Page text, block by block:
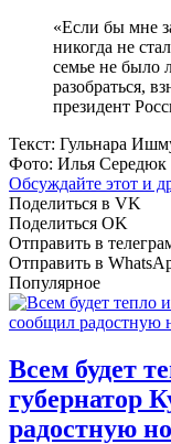
«Если бы мне
никогда не
семье не было
разобраться,
президент
Текст: Гульнара
Фото: Илья Середюк
Обсуждайте этот и
Поделиться в VK
Поделиться OK
Отправить в
Отправить в
Популярное
Всем будет
губернатор
радостную